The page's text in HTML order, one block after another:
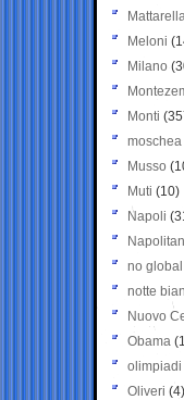
Meloni
Milano
Monti
moschea
Musso
Muti (10)
Napoli
no global
notte
Nuovo
Obama
olimpiadi
Oliveri (4)